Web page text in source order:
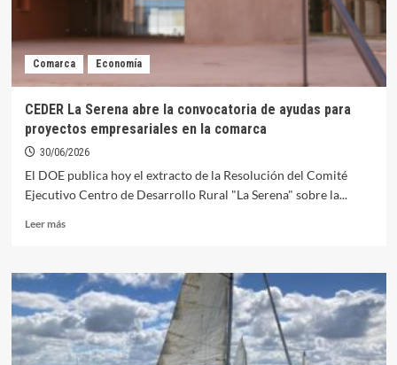
y
el
Cristo
Comarca Economía
CEDER La Serena abre la convocatoria de ayudas para
proyectos empresariales en la comarca
30/06/2026
El DOE publica hoy el extracto de la Resolución del Comité
Ejecutivo Centro de Desarrollo Rural "La Serena" sobre la...
Leer másLeer
CEDER
La
Serena
abre
la
convocatoria